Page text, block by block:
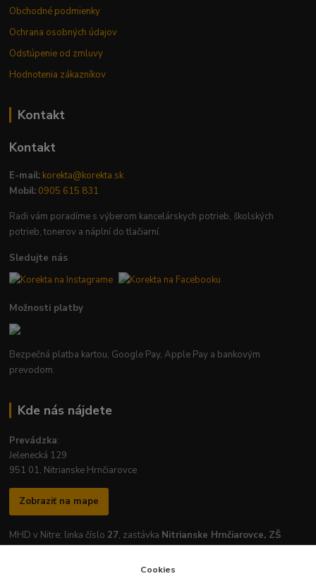
Obchodné podmienky
Ochrana osobných údajov
Odstúpenie od zmluvy
Hodnotenia zákazníkov
Kontakt
Kontakt
E-mail: korekta@korekta.sk
Mobil: 0905 615 831
Radi vám poradíme s výberom kancelárskych potrieb, školských
potrieb, tonerov a náplní do tlačiarní.
Sledujte nás
Možnosti platby
Bezpečná platba kartou, Google Pay, Apple Pay a bankovým
prevodom.
Kde nás nájdete
Prevádzka:
Jelenecká 129
951 01, Nitrianske Hrnčiarovce
Zobraziť na mape
MHD v Nitre: linka číslo 27, zastávka Nitrianske Hrnčiarovce, ZŠ
Cookies